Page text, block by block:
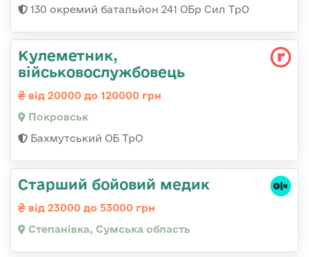
130 окремий батальйон 241 ОБр Сил ТрО
Кулеметник,
військовослужбовець
від 20000 до 120000 грн
Покровськ
Бахмутський ОБ ТрО
Старший бойовий медик
від 23000 до 53000 грн
Степанівка, Сумська область